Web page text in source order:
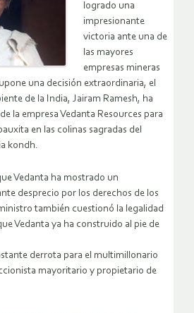
logrado una
impresionante
victoria ante una de
las mayores
empresas mineras
una decisión extraordinaria, el
de la India, Jairam Ramesh, ha
la empresa Vedanta Resources para
en las colinas sagradas del
kondh.
Vedanta ha mostrado un
desprecio por los derechos de los
también cuestionó la legalidad
Vedanta ya ha construido al pie de
derrota para el multimillonario
mayoritario y propietario de